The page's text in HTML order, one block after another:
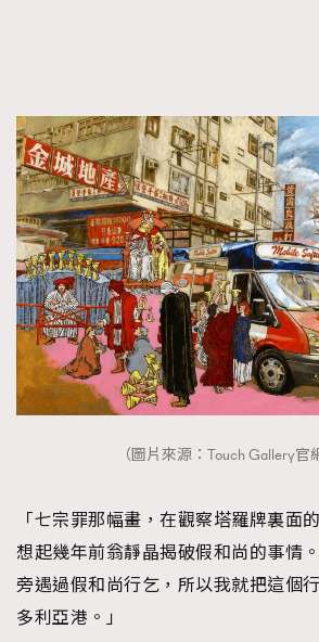
（圖片來源：Touch Gallery官
「七宗罪那幅畫，在觀察塔羅牌裏面
想起幾年前翁靜晶揭破假和尚的事情
旁遇過假和尚行乞，所以我就把這個
多利亞港。」